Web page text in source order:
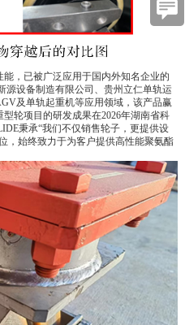
，已被广泛应用于国内外知名企业的
源设备制造有限公司、贵州立仁单轨运
及单轨起重机等应用领域，该产品赢
轮项目的研发成果在2026年湖南省科
秉承“我们不仅销售轮子，更提供设
，始终致力于为客户提供高性能聚氨酯